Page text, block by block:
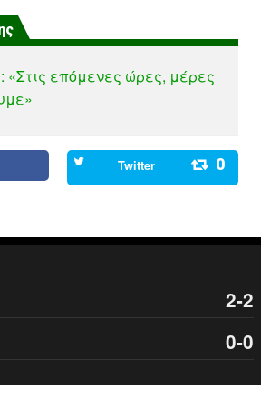
«Στις επόμενες ώρες, μέρες
Twitter 0
2-2
0-0